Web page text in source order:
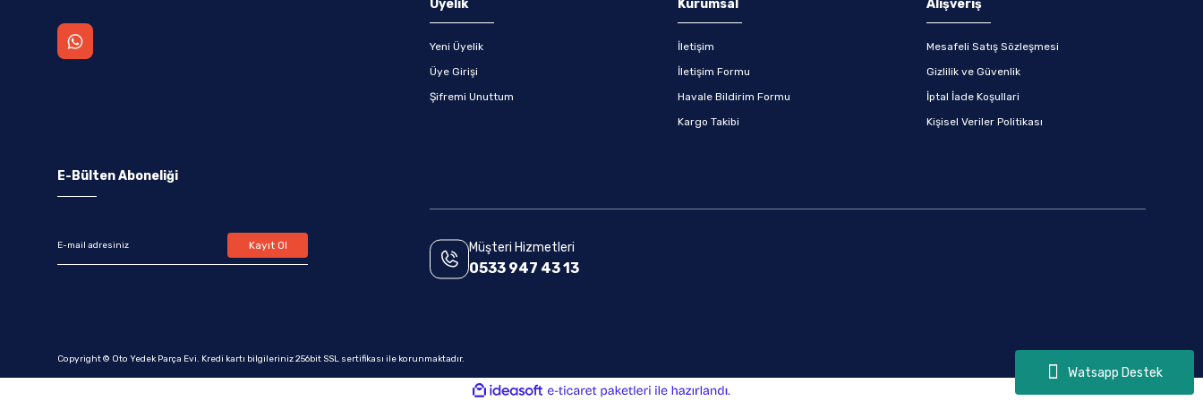
Watsapp Destek
Üyelik
Yeni Üyelik
Üye Girişi
Şifremi Unuttum
Kurumsal
İletişim
İletişim Formu
Havale Bildirim Formu
Kargo Takibi
Alışveriş
Mesafeli Satış Sözleşmesi
Gizlilik ve Güvenlik
İptal İade Koşullari
Kişisel Veriler Politikası
E-Bülten Aboneliği
Kayıt Ol Müşteri Hizmetleri
0533 947 43 13
Copyright © Oto Yedek Parça Evi. Kredi kartı bilgileriniz 256bit SSL sertifikası ile korunmaktadır.
ideasoft
e-